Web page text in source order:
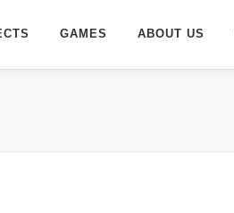
GAMES ABOUT US